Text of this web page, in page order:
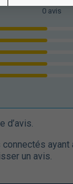
0avis
d’avis.
ayant
un avis.